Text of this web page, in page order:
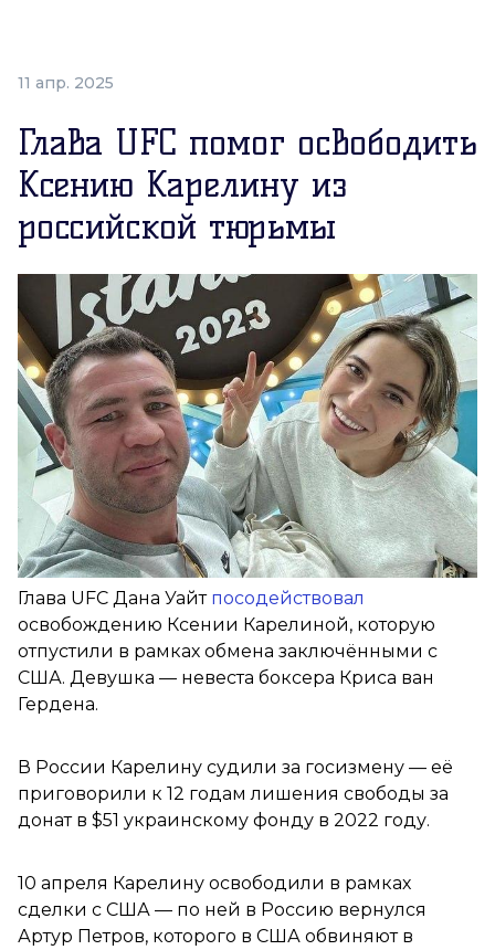
11 апр. 2025
Глава UFC помог освободить
Ксению Карелину из
российской тюрьмы
Глава UFC Дана Уайт посодействовал
освобождению Ксении Карелиной, которую
отпустили в рамках обмена заключёнными с
США. Девушка — невеста боксера Криса ван
Гердена.
В России Карелину судили за госизмену — её
приговорили к 12 годам лишения свободы за
донат в $51 украинскому фонду в 2022 году.
10 апреля Карелину освободили в рамках
сделки с США — по ней в Россию вернулся
Артур Петров, которого в США обвиняют в